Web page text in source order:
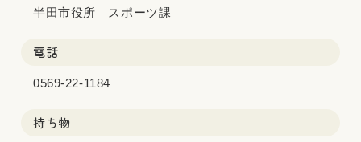
半田市役所 スポーツ課
電話
0569-22-1184
持ち物